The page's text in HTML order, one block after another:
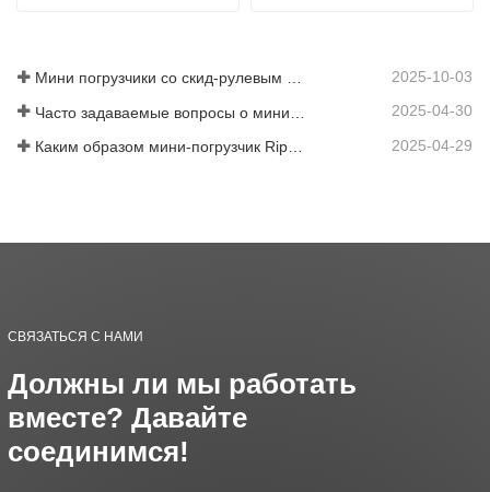
Мини погрузчики со скид-рулевым управлением в продаже: руководство для покупателей 2025-10-03
2025-04-30
2025-04-29
СВЯЗАТЬСЯ С НАМИ
Должны ли мы работать
вместе? Давайте
соединимся!